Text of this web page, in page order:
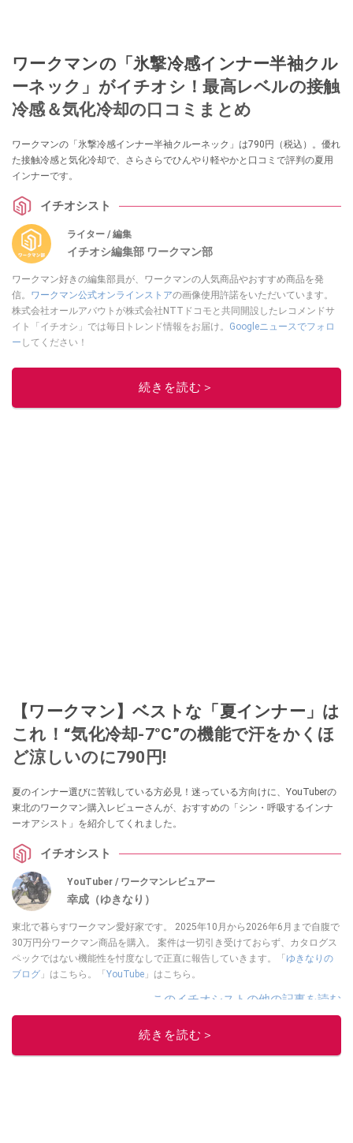
ワークマンの「氷撃冷感インナー半袖クル
ーネック」がイチオシ！最高レベルの接触
冷感＆気化冷却の口コミまとめ
ワークマンの「氷撃冷感インナー半袖クルーネック」は790円（税込）。優れ
た接触冷感と気化冷却で、さらさらでひんやり軽やかと口コミで評判の夏用
インナーです。
イチオシスト
ライター / 編集
イチオシ編集部 ワークマン部
ワークマン好きの編集部員が、ワークマンの人気商品やおすすめ商品を発
信。 ワークマン公式オンラインストアの画像使用許諾をいただいています。
株式会社オールアバウトが株式会社NTTドコモと共同開設したレコメンドサ
イト「イチオシ」では毎日トレンド情報をお届け。 Googleニュースでフォロ
ー してください！
このイチオシストの他の記事を読む
続きを読む＞
【ワークマン】ベストな「夏インナー」は
これ！“気化冷却-7°C”の機能で汗をかくほ
ど涼しいのに790円!
夏のインナー選びに苦戦している方必見！迷っている方向けに、YouTuberの
東北のワークマン購入レビューさんが、おすすめの「シン・呼吸するインナ
ーオアシスト」を紹介してくれました。
イチオシスト
YouTuber / ワークマンレビュアー
幸成（ゆきなり）
東北で暮らすワークマン愛好家です。 2025年10月から2026年6月まで自腹で
30万円分ワークマン商品を購入。 案件は一切引き受けておらず、カタログス
ペックではない機能性を忖度なしで正直に報告していきます。「 ゆきなりの
ブログ 」はこちら。「 YouTube 」はこちら。
このイチオシストの他の記事を読む
続きを読む＞